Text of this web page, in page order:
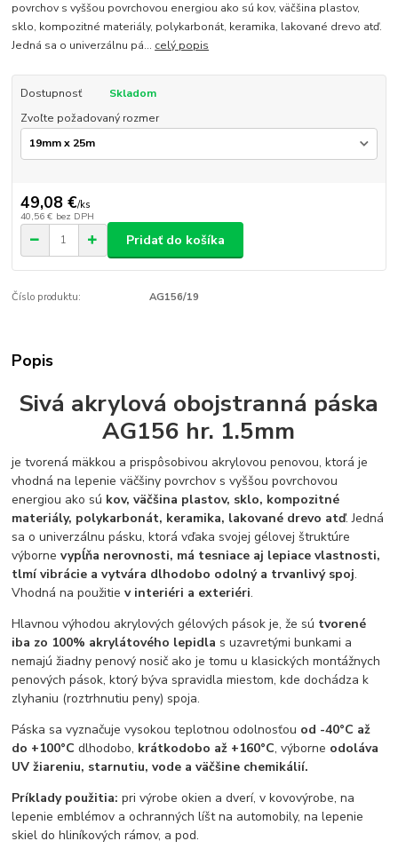
povrchov s vyššou povrchovou energiou ako sú kov, väčšina plastov,
sklo, kompozitné materiály, polykarbonát, keramika, lakované drevo atď.
Jedná sa o univerzálnu pá... celý popis
Dostupnosť
Skladom
Zvoľte požadovaný rozmer
49,08 €/ks
40,56 € bez DPH
Pridať do košíka
Číslo produktu: AG156/19
Popis
Sivá akrylová obojstranná páska
AG156 hr. 1.5mm
je tvorená mäkkou a prispôsobivou akrylovou penovou, ktorá je
vhodná na lepenie väčšiny povrchov s vyššou povrchovou
energiou ako sú kov, väčšina plastov, sklo, kompozitné
materiály, polykarbonát, keramika, lakované drevo atď. Jedná
sa o univerzálnu pásku, ktorá vďaka svojej gélovej štruktúre
výbornevypĺňa nerovnosti, má tesniace aj lepiace vlastnosti,
tlmí vibrácie a vytvára dlhodobo odolný a trvanlivý spoj.
Vhodná na použitiev interiéri a exteriéri.
Hlavnou výhodou akrylových gélových pások je, že sú tvorené
iba zo 100% akrylátového lepidla s uzavretými bunkami a
nemajú žiadny penový nosič ako je tomu u klasických montážnych
penových pások, ktorý býva spravidla miestom, kde dochádza k
zlyhaniu (roztrhnutiu peny) spoja.
Páska sa vyznačuje vysokou teplotnou odolnosťou od -40°C až
do +100°C dlhodobo, krátkodobo až +160°C, výborne odoláva
UV žiareniu, starnutiu, vode a väčšine chemikálií.
Príklady použitia: pri výrobe okien a dverí, v kovovýrobe, na
lepenie emblémov a ochranných líšt na automobily, na lepenie
skiel do hliníkových rámov, a pod.